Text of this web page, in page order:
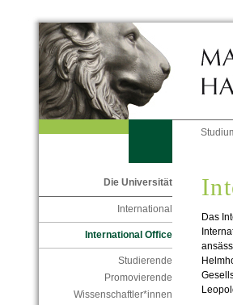
Die Universität
International
International Office
Studierende
Promovierende
Wissenschaftler*innen
Das